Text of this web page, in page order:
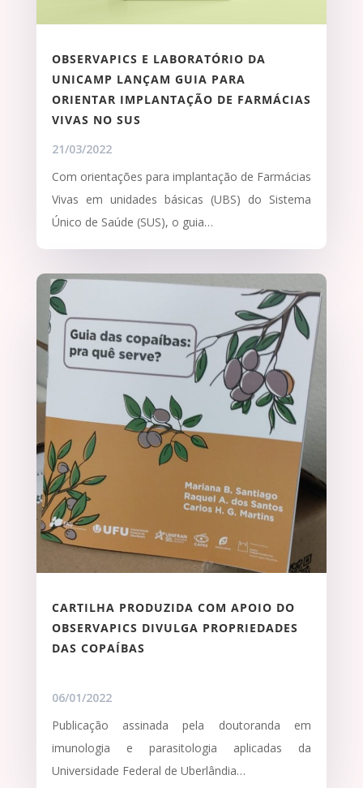
OBSERVAPICS E LABORATÓRIO DA
UNICAMP LANÇAM GUIA PARA
ORIENTAR IMPLANTAÇÃO DE FARMÁCIAS
VIVAS NO SUS
21/03/2022
Com orientações para implantação de Farmácias
Vivas em unidades básicas (UBS) do Sistema
Único de Saúde (SUS), o guia…
CARTILHA PRODUZIDA COM APOIO DO
OBSERVAPICS DIVULGA PROPRIEDADES
DAS COPAÍBAS
06/01/2022
Publicação assinada pela doutoranda em
imunologia e parasitologia aplicadas da
Universidade Federal de Uberlândia…